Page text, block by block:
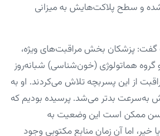
و سطح پلاکت‌هایش به میزانی
گفت: پزشکان بخش مراقبت‌های ویژه،
هماتولوژی (خون‌شناسی) شبانه‌روز
از این پسربچه تلاش می‌کردند. او به
به‌سرعت بدتر می‌شد. پرسیده بودیم که
ممکن است این وضعیت به
خیر، اما آن زمان منابع مکتوبی وجود